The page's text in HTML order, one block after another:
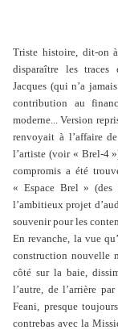
Triste histoire, dit-on
disparaître les traces
Jacques (qui n’a
contribution au
moderne... Version
renvoyait à l’affaire
l’artiste (voir « Brel-4
compromis a été
« Espace Brel » (des
l’ambitieux projet
souvenir pour les
En revanche, la vue
construction nouvelle
côté sur la baie,
l’autre, de l’arrière
Feani, presque
contrebas avec la